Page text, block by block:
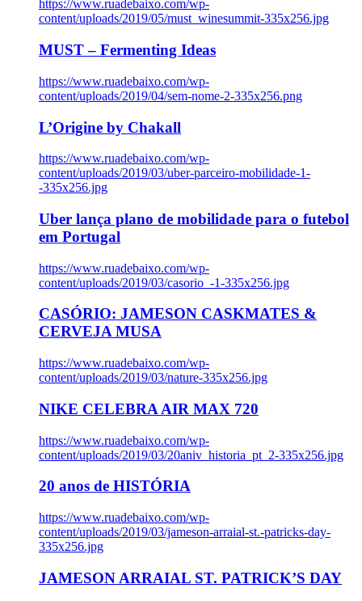
https://www.ruadebaixo.com/wp-
content/uploads/2019/05/must_winesummit-335x256.jpg
MUST – Fermenting Ideas
https://www.ruadebaixo.com/wp-
content/uploads/2019/04/sem-nome-2-335x256.png
L’Origine by Chakall
https://www.ruadebaixo.com/wp-
content/uploads/2019/03/uber-parceiro-mobilidade-1-
-335x256.jpg
Uber lança plano de mobilidade para o futebol
em Portugal
https://www.ruadebaixo.com/wp-
content/uploads/2019/03/casorio_-1-335x256.jpg
CASÓRIO: JAMESON CASKMATES &
CERVEJA MUSA
https://www.ruadebaixo.com/wp-
content/uploads/2019/03/nature-335x256.jpg
NIKE CELEBRA AIR MAX 720
https://www.ruadebaixo.com/wp-
content/uploads/2019/03/20aniv_historia_pt_2-335x256.jpg
20 anos de HISTÓRIA
https://www.ruadebaixo.com/wp-
content/uploads/2019/03/jameson-arraial-st.-patricks-day-
335x256.jpg
JAMESON ARRAIAL ST. PATRICK’S DAY